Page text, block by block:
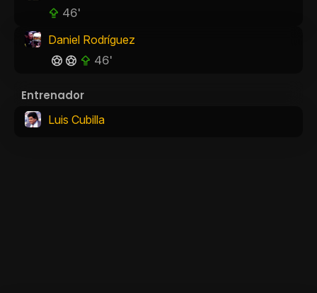
46'
Daniel Rodríguez
46'
Entrenador
Luis Cubilla